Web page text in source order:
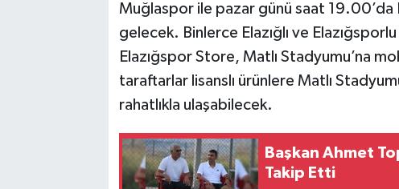
Muğlaspor ile pazar günü saat 19.00’da
gelecek. Binlerce Elazığlı ve
Elazığspor Store, Matlı Stadyumu’na
taraftarlar lisanslı ürünlere Matlı
rahatlıkla ulaşabilecek.
Başkan Ahmet
Takip Etti